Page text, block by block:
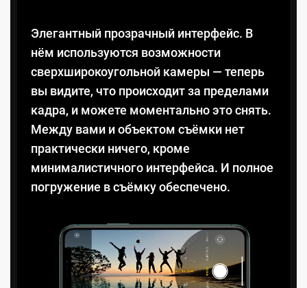
Элегантный прозрачный интерфейс. В
нём используются возможности
сверхширокоугольной камеры — теперь
вы видите, что происходит за пределами
кадра, и можете моментально это снять.
Между вами и объектом съёмки нет
практически ничего, кроме
минималистичного интерфейса. И полное
погружение в съёмку обеспечено.